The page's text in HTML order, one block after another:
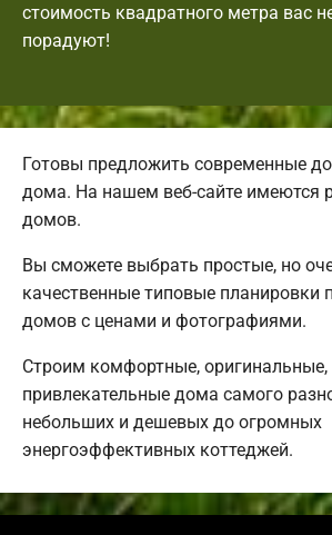
стоимость квадратного метра вас
порадуют!
Готовы предложить современные
дома. На нашем веб-сайте имеются
домов.
Вы сможете выбрать простые, но
качественные типовые планировки
домов с ценами и фотографиями.
Строим комфортные, оригинальные,
привлекательные дома самого
небольших и дешевых до огромных
энергоэффективных коттеджей.